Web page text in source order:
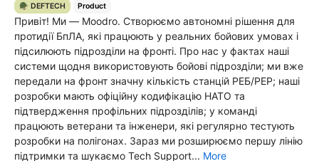
🪖 DEFTECH Product
Привіт! Ми — Moodro. Створюємо автономні рішення для
протидії БпЛА, які працюють у реальних бойових умовах і
підсилюють підрозділи на фронті. Про нас у фактах наші
системи щодня використовують бойові підрозділи; ми вже
передали на фронт значну кількість станцій РЕБ/РЕР; наші
розробки мають офіційну кодифікацію НАТО та
підтвердження профільних підрозділів; у команді
працюють ветерани та інженери, які регулярно тестують
розробки на полігонах. Зараз ми розширюємо першу лінію
підтримки та шукаємо Tech Support... More